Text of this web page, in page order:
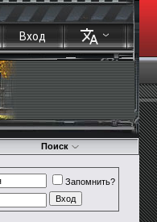
Вход
Поиск
Запомнить?